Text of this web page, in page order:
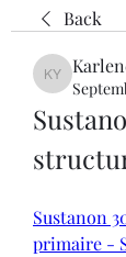
Back
Karlene
Sustanon
primaire -